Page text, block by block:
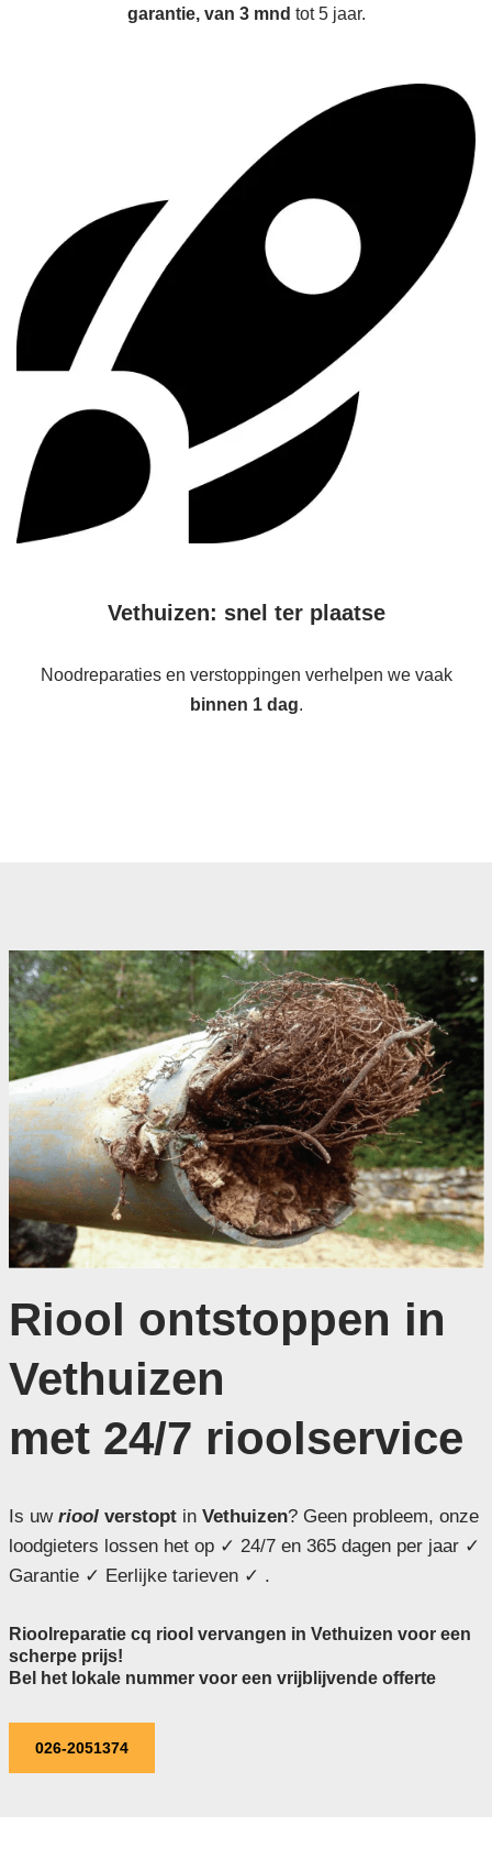
garantie, van 3 mnd tot 5 jaar.
Vethuizen: snel ter plaatse
Noodreparaties en verstoppingen verhelpen we vaak
binnen 1 dag.
Riool ontstoppen in
Vethuizen
met 24/7 rioolservice
Is uw rioolverstoptin Vethuizen? Geen probleem, onze
loodgieters lossen het op ✓ 24/7 en 365 dagen per jaar ✓
Garantie ✓ Eerlijke tarieven ✓ .
Rioolreparatie cq riool vervangen in Vethuizen voor een
scherpe prijs!
Bel het lokale nummer voor een vrijblijvende offerte
026-2051374